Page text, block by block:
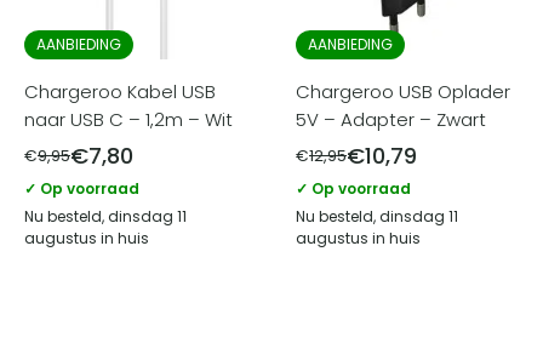
AANBIEDING
Chargeroo Kabel USB
naar USB C – 1,2m – Wit
€9,95€7,80
✓ Op voorraad
Nu besteld, dinsdag 11
augustus in huis
AANBIEDING
Chargeroo USB Oplader
5V – Adapter – Zwart
€12,95€10,79
✓ Op voorraad
Nu besteld, dinsdag 11
augustus in huis